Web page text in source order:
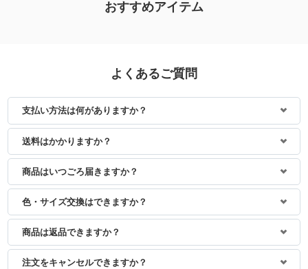
おすすめアイテム
よくあるご質問
支払い方法は何がありますか？
送料はかかりますか？
商品はいつごろ届きますか？
色・サイズ交換はできますか？
商品は返品できますか？
注文をキャンセルできますか？